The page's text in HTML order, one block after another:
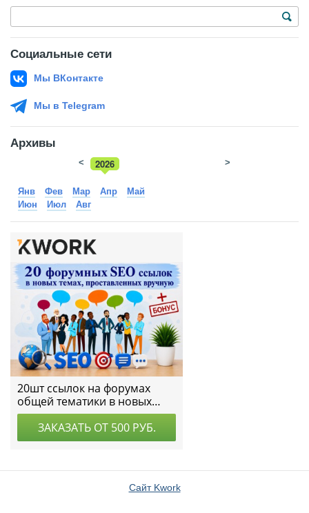
Социальные сети
Мы ВКонтакте
Мы в Telegram
Архивы
2026
2025
< >
Янв Фев Мар Апр
Май
Июн
Июл Авг
Сайт Kwork